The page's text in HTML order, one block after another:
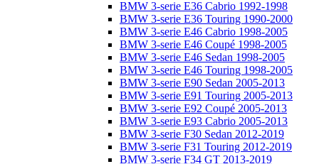
BMW 3-serie E36 Cabrio 1992-1998
BMW 3-serie E36 Touring 1990-2000
BMW 3-serie E46 Cabrio 1998-2005
BMW 3-serie E46 Coupé 1998-2005
BMW 3-serie E46 Sedan 1998-2005
BMW 3-serie E46 Touring 1998-2005
BMW 3-serie E90 Sedan 2005-2013
BMW 3-serie E91 Touring 2005-2013
BMW 3-serie E92 Coupé 2005-2013
BMW 3-serie E93 Cabrio 2005-2013
BMW 3-serie F30 Sedan 2012-2019
BMW 3-serie F31 Touring 2012-2019
BMW 3-serie F34 GT 2013-2019